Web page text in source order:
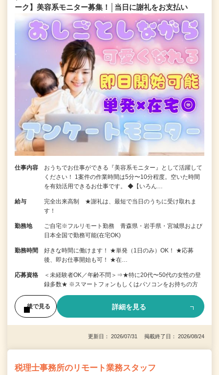
ーク】美容系モニター募集！│当日に謝礼をお支払い
仕事内容
おうちでお仕事ができる『美容系モニター』として活躍して
ください！ 1案件の作業時間は5分〜10分程度。空いた時間
を有効活用できるお仕事です。 ◆【いろん…
給与
完全出来高制 ★謝礼は、最短で当日のうちに受け取れま
す！
勤務地
ご自宅※フルリモート勤務 青森県・岩手県・宮城県および
日本全国で勤務可能(在宅OK)
勤務時間
好きな時間に働けます！ ★単発（1日のみ）OK！ ★応募
後、即お仕事開始も可！ ★在…
応募資格
＜未経験者OK／年齢不問＞⇒★特に20代〜50代の女性の登
録多数★ ※スマートフォンもしくはパソコンをお持ちの方
後で見る 詳細を見る
更新日： 2026/07/31 掲載終了日： 2026/08/24
税理士事務所のリモート業務スタッフ